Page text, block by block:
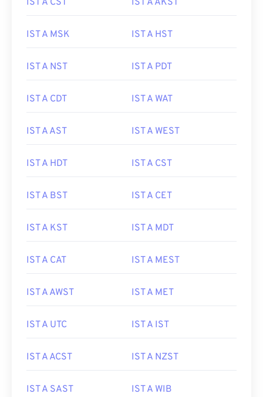
IST A CST IST A AKST
IST A MSK IST A HST
IST A NST IST A PDT
IST A CDT IST A WAT
IST A AST IST A WEST
IST A HDT IST A CST
IST A BST IST A CET
IST A KST IST A MDT
IST A CAT IST A MEST
IST A AWST IST A MET
IST A UTC IST A IST
IST A ACST IST A NZST
IST A SAST IST A WIB